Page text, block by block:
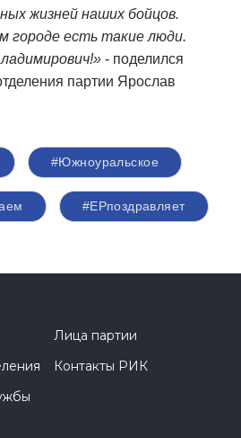
жизней наших бойцов.
городе есть такие люди.
- поделился
партии Ярослав
#Южноуральское
#ЕРпоздравляет
Лица партии
Контакты РИК